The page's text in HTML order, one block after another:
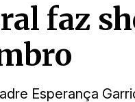
faz
Esperança